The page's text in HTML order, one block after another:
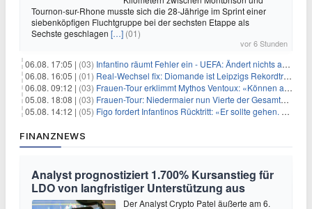
Tournon-sur-Rhone musste sich die 28-Jährige im Sprint einer
siebenköpfigen Fluchtgruppe bei der sechsten Etappe als
Sechste geschlagen […] (01)
vor 6 Stunden
06.08. 17:05 | (03) Infantino räumt Fehler ein - UEFA: Ändert nichts an Boykott
06.08. 16:05 | (01) Real-Wechsel fix: Diomande ist Leipzigs Rekordtransfer
06.08. 09:12 | (03) Frauen-Tour erklimmt Mythos Ventoux: «Können alles schaffen»
05.08. 18:08 | (03) Frauen-Tour: Niedermaier nun Vierte der Gesamtwertung
05.08. 14:12 | (05) Figo fordert Infantinos Rücktritt: «Er sollte gehen. Jetzt»
FINANZNEWS
Analyst prognostiziert 1.700% Kursanstieg für
LDO von langfristiger Unterstützung aus
Der Analyst Crypto Patel äußerte am 6.